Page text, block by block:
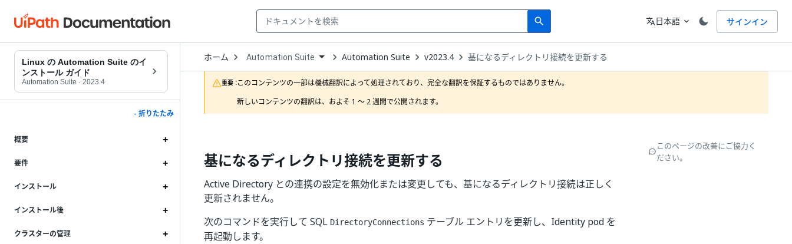
search
Search 言語
translate日本語 expand_more サインイン
Linux の Automation Suite のイ
ンストール ガイド
Automation Suite · 2023.4
- 折りたたみ
概要
要件
インストール
インストール後
クラスターの管理
ホーム Open
Dropdown
to
choose
product
Automation Suite Automation Suite v2023.4 基になるディレクトリ接続を更新する
重要 :このコンテンツの一部は機械翻訳によって処理されており、完全な翻訳を保証するものではありません。
新しいコンテンツの翻訳は、およそ 1 ～ 2 週間で公開されます。
基になるディレクトリ接続を更新する
Active Directory との連携の設定を無効化または変更しても、基になるディレクトリ接続は正しく
更新されません。
次のコマンドを実行して SQL DirectoryConnections テーブル エントリを更新し、Identity pod を
再起動します。
このページの改善にご協力く
ださい。